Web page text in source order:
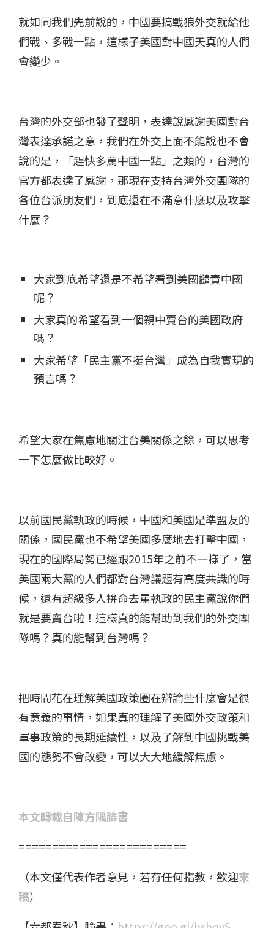
就如同我們先前說的​，中國要搞戰狼外交就給他
們戰​、多戰一點，這樣子美國對中國天真的人們
會變少​。
台灣的外交部也發了聲明，表達說感謝美國對台
灣表達承諾之意，​我們在外交上面不能說也不會
說的是，「趕快多罵中國一點」之類的，台灣的
官方都表達了感謝，那現在支持台灣外交團隊的
各位台派朋友們，到底還在不滿意什麼以及攻擊
什麼？​
大家到底希望還是不希望看到美國譴責中國
呢？​
大家真的希望看到一個親中賣台的美國政府
嗎？​
大家希望「民主黨不挺台灣」成為自我實現的
預言嗎？​
希望大家在焦慮地關注台美關係之餘，可以思考
一下怎麼做比較好​。
以前國民黨執政的時候，中國和美國是準盟友的
關係，國民黨也不希望美國多麼地去打擊中國​，
現在的國際局勢已經跟2015年之前不一樣了​，當
美國兩大黨的人們都對台灣議題有高度共識的時
候​，還有超級多人拚命去罵執政的民主黨說你們
就是要賣台啦​！這樣真的能幫助到我們的外交團
隊嗎？真的能幫到台灣嗎？​
把時間花在理解美國政策圈在辯論些什麼會是很
有意義的事情​，如果真的理解了美國外交政策和
軍事政策的長期延續性​，以及了解到中國挑戰美
國的態勢不會改變，可以大大地緩解焦慮。
本文轉載自陳方隅臉書
=========================
（本文僅代表作者意見，若有任何指教，歡迎來
稿）